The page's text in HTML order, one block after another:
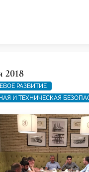
2018
РАЗВИТИЕ
И ТЕХНИЧЕСКАЯ